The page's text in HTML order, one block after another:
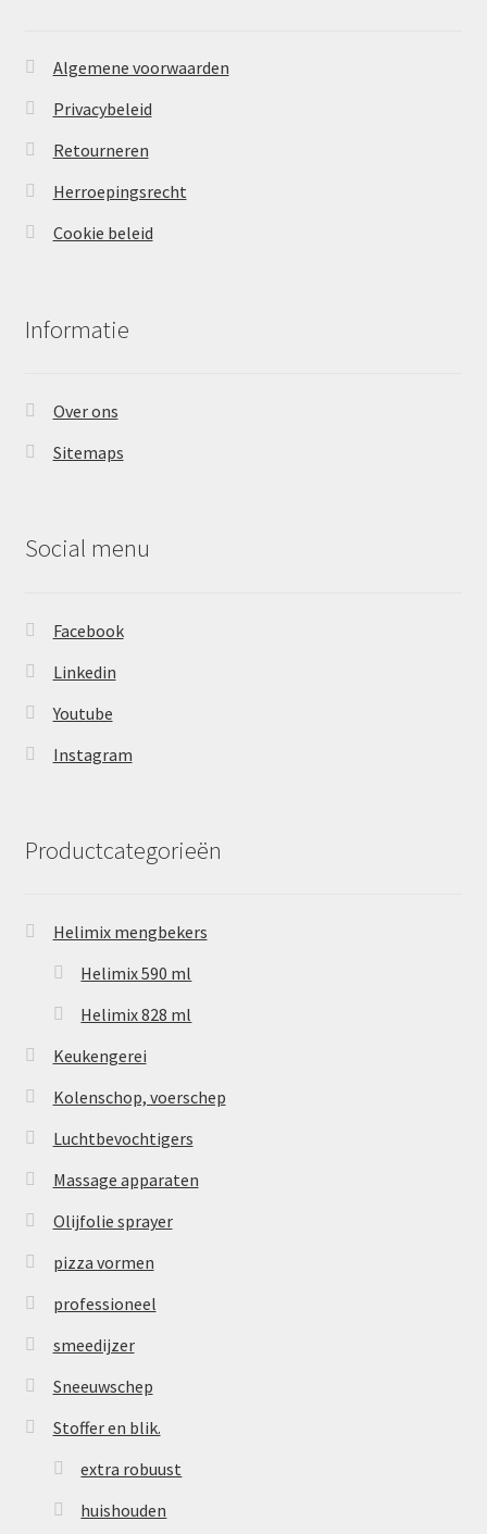
Algemene voorwaarden
Privacybeleid
Retourneren
Herroepingsrecht
Cookie beleid
Informatie
Over ons
Sitemaps
Social menu
Facebook
Linkedin
Youtube
Instagram
Productcategorieën
Helimix mengbekers
Helimix 590 ml
Helimix 828 ml
Keukengerei
Kolenschop, voerschep
Luchtbevochtigers
Massage apparaten
Olijfolie sprayer
pizza vormen
professioneel
smeedijzer
Sneeuwschep
Stoffer en blik.
extra robuust
huishouden